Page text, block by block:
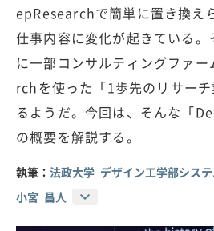
epResearchで簡単に置き換え
仕事内容に変化が起きている。
に一部コンサルティングファ
rchを使った「1歩先のリサー
るようだ。今回は、そんな「
の概要を解説する。
執筆： 法政大学 デザイン工学部シス
小宮 昌人